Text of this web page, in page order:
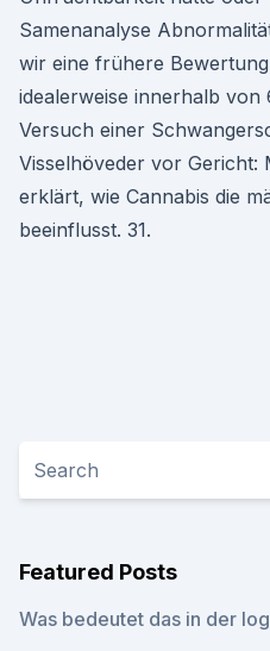
Samenanalyse
wir eine frühere
idealerweise innerhalb von
Versuch einer
Visselhöveder vor Gericht:
erklärt, wie Cannabis die
beeinflusst. 31.
Featured Posts
Was bedeutet das in der